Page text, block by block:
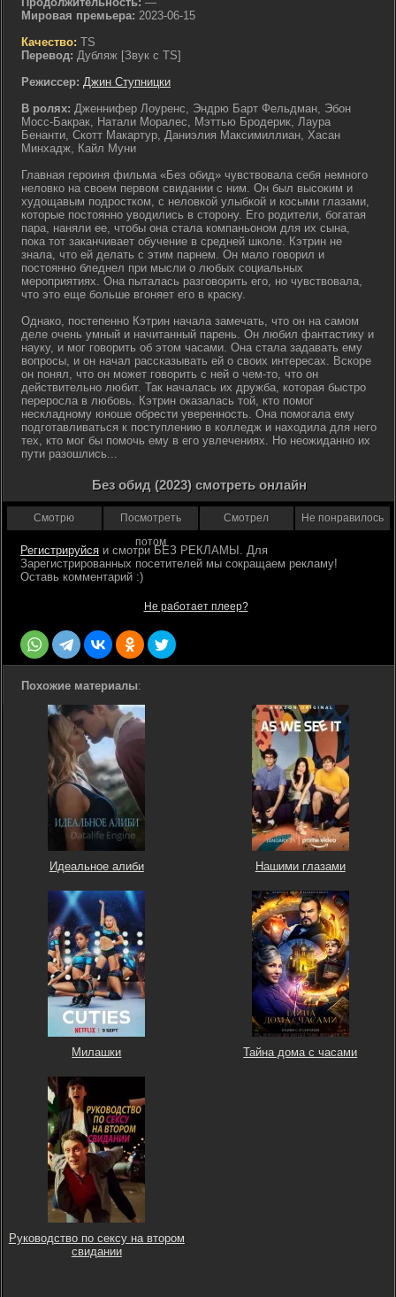
Мировая премьера: 2023-06-15
Качество: TS
Перевод: Дубляж [Звук с TS]
Режиссер: Джин Ступницки
В ролях: Дженнифер Лоуренс, Эндрю Барт Фельдман, Эбон
Мосс-Бакрак, Натали Моралес, Мэттью Бродерик, Лаура
Бенанти, Скотт Макартур, Даниэлия Максимиллиан, Хасан
Минхадж, Кайл Муни
Главная героиня фильма «Без обид» чувствовала себя немного
неловко на своем первом свидании с ним. Он был высоким и
худощавым подростком, с неловкой улыбкой и косыми глазами,
которые постоянно уводились в сторону. Его родители, богатая
пара, наняли ее, чтобы она стала компаньоном для их сына,
пока тот заканчивает обучение в средней школе. Кэтрин не
знала, что ей делать с этим парнем. Он мало говорил и
постоянно бледнел при мысли о любых социальных
мероприятиях. Она пыталась разговорить его, но чувствовала,
что это еще больше вгоняет его в краску.
Однако, постепенно Кэтрин начала замечать, что он на самом
деле очень умный и начитанный парень. Он любил фантастику и
науку, и мог говорить об этом часами. Она стала задавать ему
вопросы, и он начал рассказывать ей о своих интересах. Вскоре
он понял, что он может говорить с ней о чем-то, что он
действительно любит. Так началась их дружба, которая быстро
переросла в любовь. Кэтрин оказалась той, кто помог
нескладному юноше обрести уверенность. Она помогала ему
подготавливаться к поступлению в колледж и находила для него
тех, кто мог бы помочь ему в его увлечениях. Но неожиданно их
пути разошлись...
Без обид (2023) смотреть онлайн
Смотрю
Посмотреть
потом
Смотрел Не понравилось
Регистрируйся
Не работает плеер?
Похожие материалы:
Идеальное алиби Нашими глазами
Милашки Тайна дома с часами
Руководство по сексу на втором
свидании